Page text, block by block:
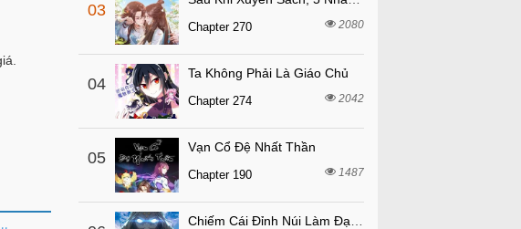
03
Chapter 270 2080
04
Ta Không Phải Là Giáo Chủ
Chapter 274 2042
05
Vạn Cổ Đệ Nhất Thần
Chapter 190 1487